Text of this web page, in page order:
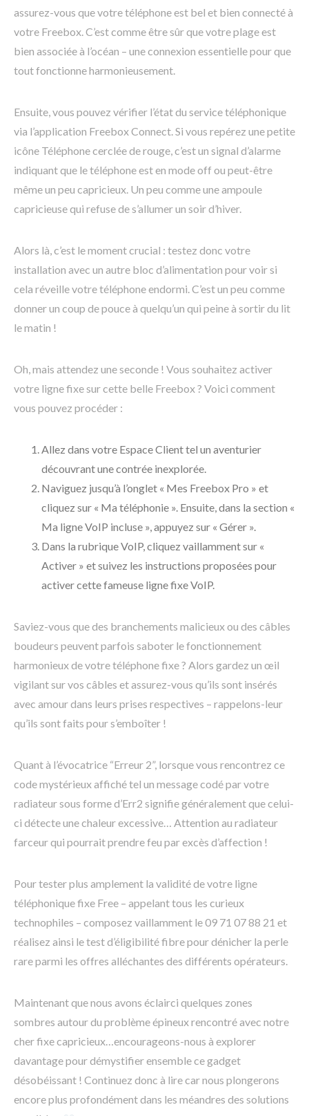
assurez-vous que votre téléphone est bel et bien connecté à
votre Freebox. C’est comme être sûr que votre plage est
bien associée à l’océan – une connexion essentielle pour que
tout fonctionne harmonieusement.
Ensuite, vous pouvez vérifier l’état du service téléphonique
via l’application Freebox Connect. Si vous repérez une petite
icône Téléphone cerclée de rouge, c’est un signal d’alarme
indiquant que le téléphone est en mode off ou peut-être
même un peu capricieux. Un peu comme une ampoule
capricieuse qui refuse de s’allumer un soir d’hiver.
Alors là, c’est le moment crucial : testez donc votre
installation avec un autre bloc d’alimentation pour voir si
cela réveille votre téléphone endormi. C’est un peu comme
donner un coup de pouce à quelqu’un qui peine à sortir du lit
le matin !
Oh, mais attendez une seconde ! Vous souhaitez activer
votre ligne fixe sur cette belle Freebox ? Voici comment
vous pouvez procéder :
Allez dans votre Espace Client tel un aventurier
découvrant une contrée inexplorée.
Naviguez jusqu’à l’onglet « Mes Freebox Pro » et
cliquez sur « Ma téléphonie ». Ensuite, dans la section «
Ma ligne VoIP incluse », appuyez sur « Gérer ».
Dans la rubrique VoIP, cliquez vaillamment sur «
Activer » et suivez les instructions proposées pour
activer cette fameuse ligne fixe VoIP.
Saviez-vous que des branchements malicieux ou des câbles
boudeurs peuvent parfois saboter le fonctionnement
harmonieux de votre téléphone fixe ? Alors gardez un œil
vigilant sur vos câbles et assurez-vous qu’ils sont insérés
avec amour dans leurs prises respectives – rappelons-leur
qu’ils sont faits pour s’emboîter !
Quant à l’évocatrice “Erreur 2”, lorsque vous rencontrez ce
code mystérieux affiché tel un message codé par votre
radiateur sous forme d’Err2 signifie généralement que celui-
ci détecte une chaleur excessive… Attention au radiateur
farceur qui pourrait prendre feu par excès d’affection !
Pour tester plus amplement la validité de votre ligne
téléphonique fixe Free – appelant tous les curieux
technophiles – composez vaillamment le 09 71 07 88 21 et
réalisez ainsi le test d’éligibilité fibre pour dénicher la perle
rare parmi les offres alléchantes des différents opérateurs.
Maintenant que nous avons éclairci quelques zones
sombres autour du problème épineux rencontré avec notre
cher fixe capricieux…encourageons-nous à explorer
davantage pour démystifier ensemble ce gadget
désobéissant ! Continuez donc à lire car nous plongerons
encore plus profondément dans les méandres des solutions